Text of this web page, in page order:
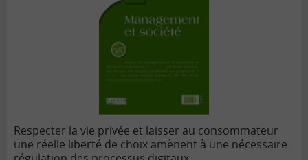
Respecter la vie privée et laisser au consommateur
une réelle liberté de choix amènent à une nécessaire